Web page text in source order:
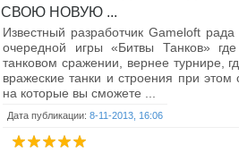
СВОЮ НОВУЮ ...
Известный разработчик Gameloft
очередной игры «Битвы Танков»
танковом сражении, вернее турнире,
вражеские танки и строения при этом
на которые вы сможете ...
Дата публикации: 8-11-2013, 16:06